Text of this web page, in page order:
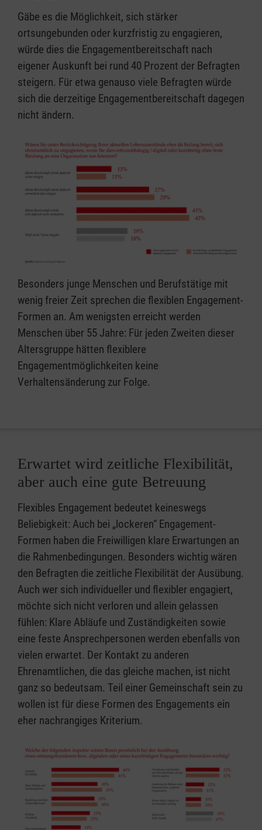
Gäbe es die Möglichkeit, sich stärker
ortsungebunden oder kurzfristig zu engagieren,
würde dies die Engagementbereitschaft nach
eigener Auskunft bei rund 40 Prozent der Befragten
steigern. Für etwa genauso viele Befragten würde
sich die derzeitige Engagementbereitschaft dagegen
nicht ändern.
Besonders junge Menschen und Berufstätige mit
wenig freier Zeit sprechen die flexiblen Engagement-
Formen an. Am wenigsten erreicht werden
Menschen über 55 Jahre: Für jeden Zweiten dieser
Altersgruppe hätten flexiblere
Engagementmöglichkeiten keine
Verhaltensänderung zur Folge.
Erwartet wird zeitliche Flexibilität,
aber auch eine gute Betreuung
Flexibles Engagement bedeutet keineswegs
Beliebigkeit: Auch bei „lockeren“ Engagement-
Formen haben die Freiwilligen klare Erwartungen an
die Rahmenbedingungen. Besonders wichtig wären
den Befragten die zeitliche Flexibilität der Ausübung.
Auch wer sich individueller und flexibler engagiert,
möchte sich nicht verloren und allein gelassen
fühlen: Klare Abläufe und Zuständigkeiten sowie
eine feste Ansprechpersonen werden ebenfalls von
vielen erwartet. Der Kontakt zu anderen
Ehrenamtlichen, die das gleiche machen, ist nicht
ganz so bedeutsam. Teil einer Gemeinschaft sein zu
wollen ist für diese Formen des Engagements ein
eher nachrangiges Kriterium.